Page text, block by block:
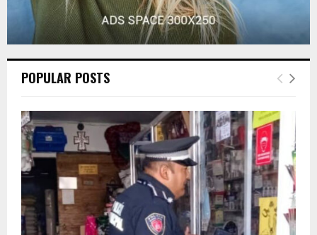
POPULAR POSTS